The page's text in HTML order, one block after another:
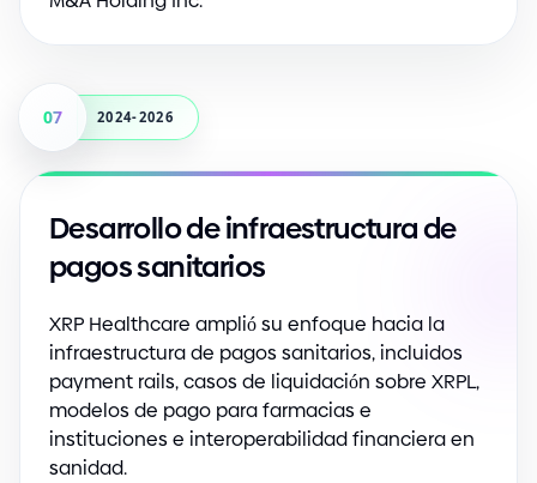
07 2024-2026
Desarrollo de infraestructura de
pagos sanitarios
XRP Healthcare amplió su enfoque hacia la
infraestructura de pagos sanitarios, incluidos
payment rails, casos de liquidación sobre XRPL,
modelos de pago para farmacias e
instituciones e interoperabilidad financiera en
sanidad.